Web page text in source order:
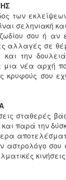
των
σεληνιακή
σου ή αν
αλλαγές σε
και την
μια νέα αρχή
κρυφούς σου
σταθερές
παρά την
αστρολόγο σου